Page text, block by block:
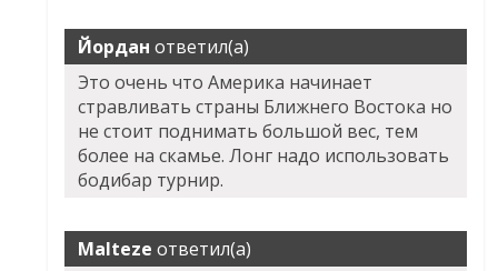
Йордан ответил(а)
Это очень что Америка начинает
стравливать страны Ближнего Востока но
не стоит поднимать большой вес, тем
более на скамье. Лонг надо использовать
бодибар турнир.
Malteze ответил(а)